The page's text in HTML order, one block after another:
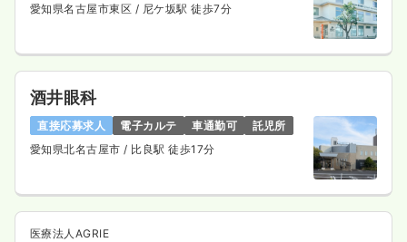
愛知県名古屋市東区 / 尼ケ坂駅 徒歩7分
酒井眼科
直接応募求人 電子カルテ 車通勤可
託児所
愛知県北名古屋市 / 比良駅 徒歩17分
医療法人AGRIE